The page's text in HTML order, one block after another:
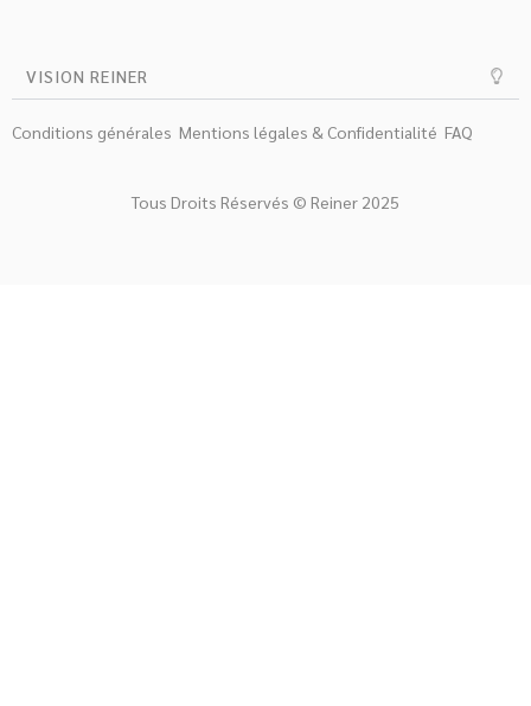
VISION REINER
Conditions générales Mentions légales & Confidentialité FAQ
Tous Droits Réservés © Reiner 2025